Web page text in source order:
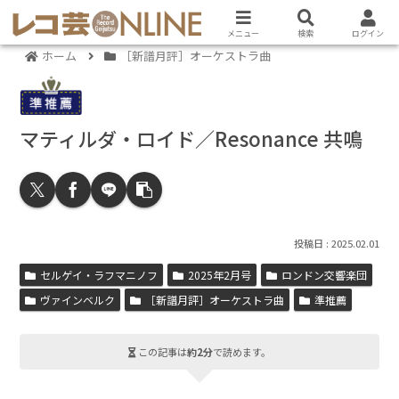
ホーム ［新譜月評］オーケストラ曲
マティルダ・ロイド／Resonance 共鳴
2025.02.01
セルゲイ・ラフマニノフ 2025年2月号
ロンドン交響楽団
ヴァインベルク
［新譜月評］オーケストラ曲 準推薦
この記事は約2分で読めます。
メニュー 検索 ログイン